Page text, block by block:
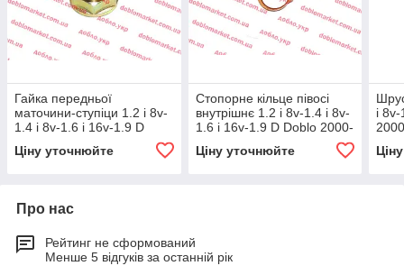
Гайка передньої
маточини-ступіци 1.2 i 8v-
1.4 i 8v-1.6 i 16v-1.9 D
07647805, 7647805, VEKA
Ціну уточнюйте
Стопорне кільце півосі
внутрішнє 1.2 i 8v-1.4 i 8v-
1.6 i 16v-1.9 D Doblo 2000-
46307551,
Ціну уточнюйте
i 8v-
Про нас
Рейтинг не сформований
Менше 5 відгуків за останній рік